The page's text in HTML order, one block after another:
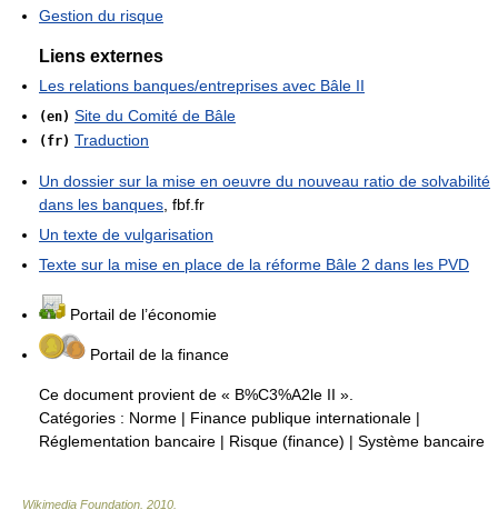
Gestion du risque
Liens externes
Les relations banques/entreprises avec Bâle II
(en) Site du Comité de Bâle
(fr) Traduction
Un dossier sur la mise en oeuvre du nouveau ratio de solvabilité
dans les banques, fbf.fr
Un texte de vulgarisation
Texte sur la mise en place de la réforme Bâle 2 dans les PVD
Portail de l’économie
Portail de la finance
Ce document provient de « B%C3%A2le II ».
Catégories : Norme | Finance publique internationale |
Réglementation bancaire | Risque (finance) | Système bancaire
Wikimedia Foundation 2010